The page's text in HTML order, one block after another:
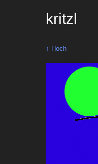
kritzl
↑ Hoch